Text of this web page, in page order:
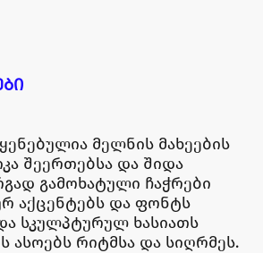
მელნის მახეების
შეერთებსა და შიდა
გამოხატული ჩაჭრები
აქცენტებს და ფონტს
სკულპტურულ ხასიათს
ასოებს რიტმსა და სიღრმეს.